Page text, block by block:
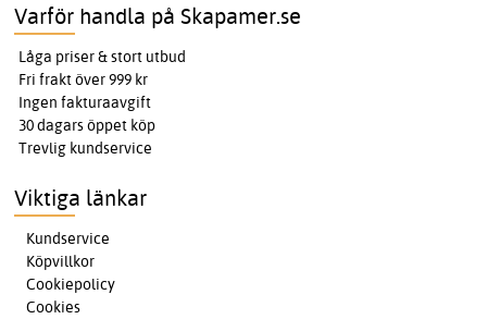
Varför handla på Skapamer.se
Låga priser & stort utbud
Fri frakt över 999 kr
Ingen fakturaavgift
30 dagars öppet köp
Trevlig kundservice
Viktiga länkar
Kundservice
Köpvillkor
Cookiepolicy
Cookies